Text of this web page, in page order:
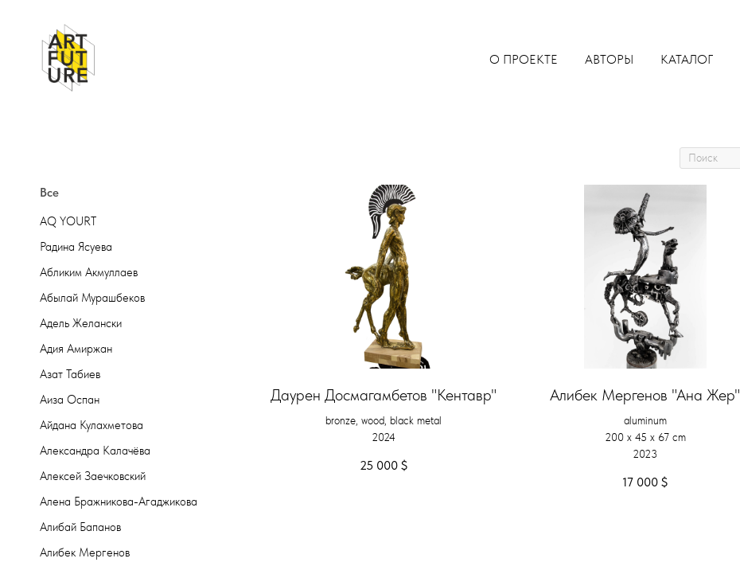
О ПРОЕКТЕ АВТОРЫ КАТАЛОГ
Все
AQ YOURT
Радина Ясуева
Абликим Акмуллаев
Абылай Мурашбеков
Адель Желански
Адия Амиржан
Азат Табиев
Аиза Оспан
Айдана Кулахметова
Александра Калачёва
Алексей Заечковский
Алена Бражникова-Агаджикова
Алибай Бапанов
Алибек Мергенов
Даурен Досмагамбетов "Кентавр"
bronze, wood, black metal
2024
25 000 $
Алибек Мергенов "Ана Жер"
aluminum
200 х 45 х 67 cm
2023
17 000 $